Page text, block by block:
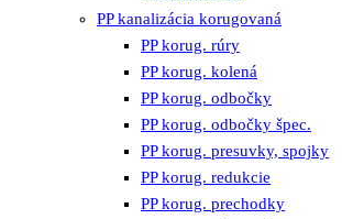
PP kanalizácia korugovaná
PP korug. rúry
PP korug. kolená
PP korug. odbočky
PP korug. odbočky špec.
PP korug. presuvky, spojky
PP korug. redukcie
PP korug. prechodky